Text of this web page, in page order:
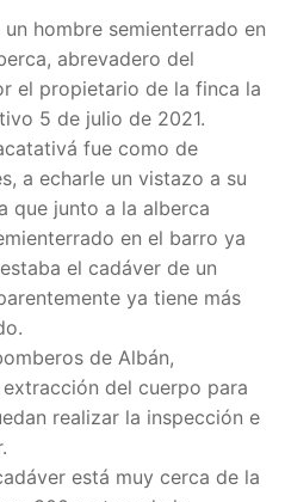
hombre semienterrado en
abrevadero del
el propietario de la finca la
5 de julio de 2021.
fue como de
a echarle un vistazo a su
que junto a la alberca
en el barro ya
el cadáver de un
ya tiene más
de Albán,
del cuerpo para
realizar la inspección e
está muy cerca de la